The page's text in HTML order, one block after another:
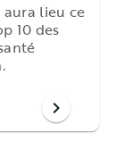
lieu ce
10 des
chevron_right